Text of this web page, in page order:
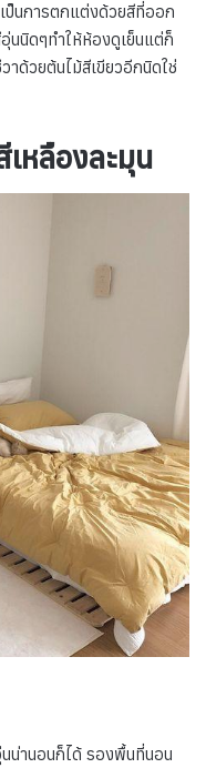
ป็นการตกแต่งด้วยสีที่ออก
อุ่นนิดๆทำให้ห้องดูเย็นแต่ก็
าด้วยต้นไม้สีเขียวอีกนิดใช่
หลืองละมุน
น่านอนก็ได้ รองพื้นที่นอน